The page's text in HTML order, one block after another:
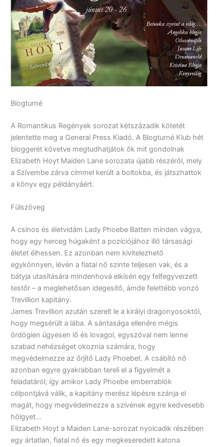
Blogturné
A Romantikus Regények sorozat kétszázadik kötetét
jelentette meg a General Press Kiadó. A Blogturné Klub hét
bloggerét követve megtudhatjátok ők mit gondolnak
Elizabeth Hoyt Maiden Lane sorozata újabb részéről, mely
a Szívembe zárva címmel került a boltokba, és játszhattok
a könyv egy példányáért.
Fülszöveg
A ​csinos és életvidám Lady Phoebe Batten minden vágya,
hogy egy herceg húgaként a pozíciójához illő társasági
életet élhessen. Ez azonban nem kivitelezhető
egykönnyen, lévén a fiatal nő szinte teljesen vak, és a
bátyja utasítására mindenhová elkíséri egy felfegyverzett
testőr – a meglehetősen idegesítő, ámde felettébb vonzó
Trevillion kapitány.
James Trevillion azután szerelt le a királyi dragonyosoktól,
hogy megsérült a lába. A sántasága ellenére mégis
ördögien ügyesen lő és lovagol, egyszóval nem lenne
szabad nehézséget okoznia számára, hogy
megvédelmezze az őrjítő Lady Phoebet. A csábító nő
azonban egyre gyakrabban tereli el a figyelmét a
feladatáról; így amikor Lady Phoebe emberrablók
célpontjává válik, a kapitány merész lépésre szánja el
magát, hogy megvédelmezze a szívének egyre kedvesebb
hölgyet…
Elizabeth Hoyt a Maiden Lane-sorozat nyolcadik részében
egy ártatlan, fiatal nő és egy megkeseredett katona